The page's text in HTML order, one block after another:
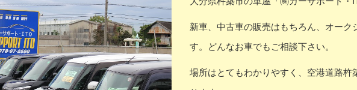
新車、中古車の販売はもちろん、オー
す。どんなお車でもご相談下さい。
場所はとてもわかりやすく、空港道路